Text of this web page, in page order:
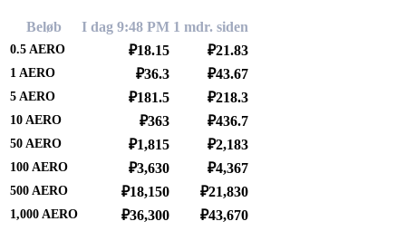
Beløb I dag 9:48 PM 1 mdr. siden
0.5 AERO ₽18.15 ₽21.83
1 AERO ₽36.3 ₽43.67
5 AERO ₽181.5 ₽218.3
10 AERO ₽363 ₽436.7
50 AERO ₽1,815 ₽2,183
100 AERO ₽3,630 ₽4,367
500 AERO ₽18,150 ₽21,830
1,000 AERO ₽36,300 ₽43,670